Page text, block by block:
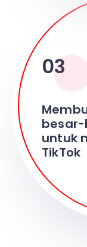
03
untuk
TikTok